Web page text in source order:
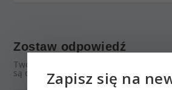
Zostaw odpowiedź
Twój adres email nie zostanie
są oznaczone *
Zapisz się na